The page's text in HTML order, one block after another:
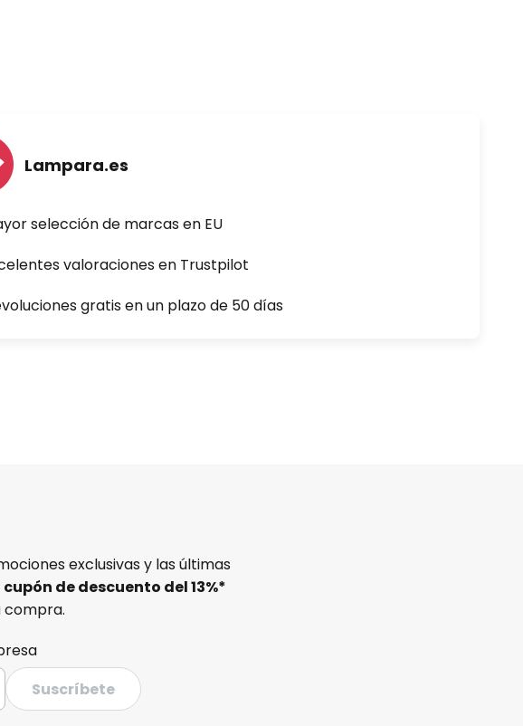
Lampara.es
selección de marcas en EU
valoraciones en Trustpilot
gratis en un plazo de 50 días
exclusivas y las últimas
cupón de descuento del13%*
compra.
Suscríbete